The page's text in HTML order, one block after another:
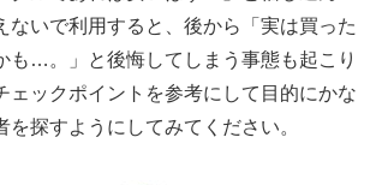
ないで利用すると、後から「実は買った
も…。」と後悔してしまう事態も起こり
ェックポイントを参考にして目的にかな
を探すようにしてみてください。